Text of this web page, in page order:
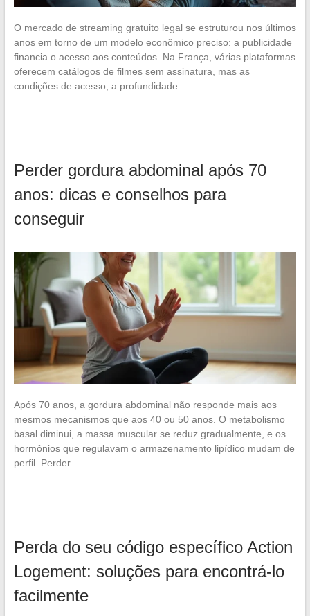
O mercado de streaming gratuito legal se estruturou nos últimos
anos em torno de um modelo econômico preciso: a publicidade
financia o acesso aos conteúdos. Na França, várias plataformas
oferecem catálogos de filmes sem assinatura, mas as
condições de acesso, a profundidade…
Perder gordura abdominal após 70
anos: dicas e conselhos para
conseguir
Após 70 anos, a gordura abdominal não responde mais aos
mesmos mecanismos que aos 40 ou 50 anos. O metabolismo
basal diminui, a massa muscular se reduz gradualmente, e os
hormônios que regulavam o armazenamento lipídico mudam de
perfil. Perder…
Perda do seu código específico Action
Logement: soluções para encontrá-lo
facilmente